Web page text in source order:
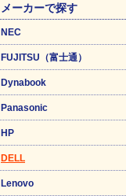
メーカーで探す
NEC
FUJITSU（富士通）
Dynabook
Panasonic
HP
DELL
Lenovo